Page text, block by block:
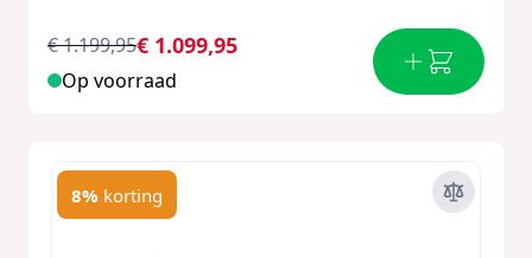
€ 1.099,95
€ 1.199,95
Op voorraad
8% korting